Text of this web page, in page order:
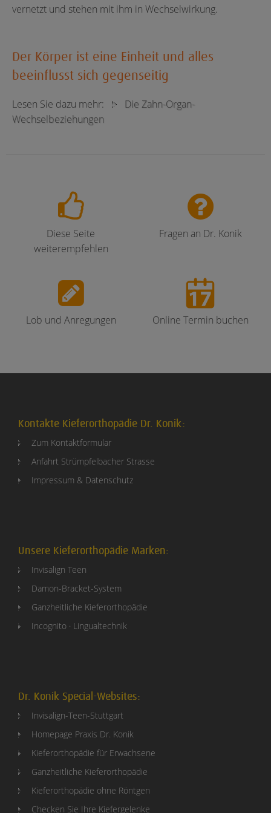
vernetzt und stehen mit ihm in Wechselwirkung.
Der Körper ist eine Einheit und alles
beeinflusst sich gegenseitig
Lesen Sie dazu mehr:
Die Zahn-Organ-
Wechselbeziehungen
Diese Seite
weiterempfehlen
Fragen an Dr. Konik
Lob und Anregungen Online Termin buchen
Kontakte Kieferorthopädie Dr. Konik:
Zum Kontaktformular
Anfahrt Strümpfelbacher Strasse
Impressum & Datenschutz
Unsere Kieferorthopädie Marken:
Invisalign Teen
Damon-Bracket-System
Ganzheitliche Kieferorthopädie
Incognito · Lingualtechnik
Dr. Konik Special-Websites:
Invisalign-Teen-Stuttgart
Homepage Praxis Dr. Konik
Kieferorthopädie für Erwachsene
Ganzheitliche Kieferorthopädie
Kieferorthopädie ohne Röntgen
Checken Sie Ihre Kiefergelenke